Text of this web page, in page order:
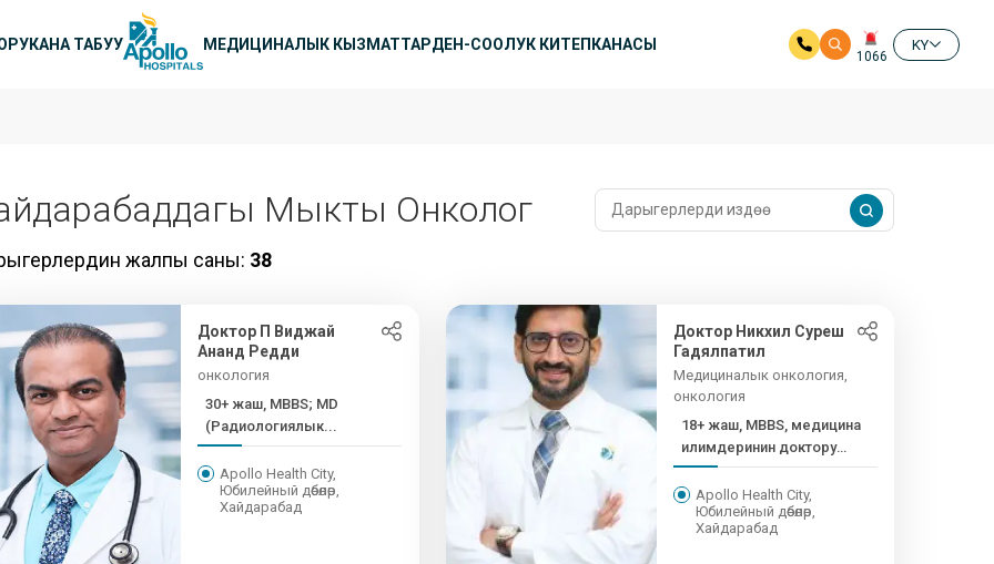
ТАБУУ МЕДИЦИНАЛЫК КЫЗМАТТАРДЕН-СООЛУК КИТЕПКАНАСЫ
1066
KY
Мыкты Онколог
жалпы саны: 38
Доктор П Виджай
Ананд Редди
онкология
30+ жаш, MBBS; MD
(Радиологиялык...
Apollo Health City,
Юбилейный дөбөлөр,
Хайдарабад
Доктор Никхил Суреш
Гадялпатил
Медициналык онкология,
онкология
18+ жаш, MBBS, медицина
илимдеринин доктору
(G.Me...
Apollo Health City,
Юбилейный дөбөлөр,
Хайдарабад